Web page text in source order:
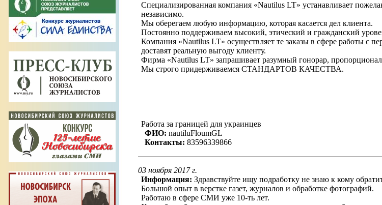
Специализированная компания «Nautilus LT» устанавливает
независимо.
Мы оберегаем любую информацию, которая касается дел клиента.
Постоянно поддерживаем высокий, этический и гражданский
Компания «Nautilus LT» осуществляет те заказы в сфере работы с
доставят реальную выгоду клиенту.
Фирма «Nautilus LT» запрашивает разумный гонорар,
Мы строго придерживаемся СТАНДАРТОВ КАЧЕСТВА.
Работа за границей для украинцев
ФИО: nautiluFloumGL
Контакты: 83596339866
03 ноября 2017 г.
Информация: Здравствуйте ищу подработку не знаю к кому
Большой опыт в верстке газет, журналов и обработке фотографий.
Работаю в сфере СМИ уже 10-ть лет.